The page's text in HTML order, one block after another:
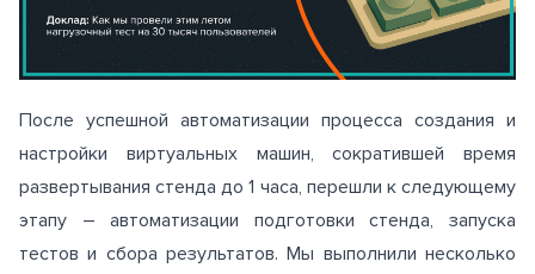
После успешной автоматизации процесса создания и
настройки виртуальных машин, сократившей время
развертывания стенда до 1 часа, перешли к следующему
этапу – автоматизации подготовки стенда, запуска
тестов и сбора результатов. Мы выполнили несколько